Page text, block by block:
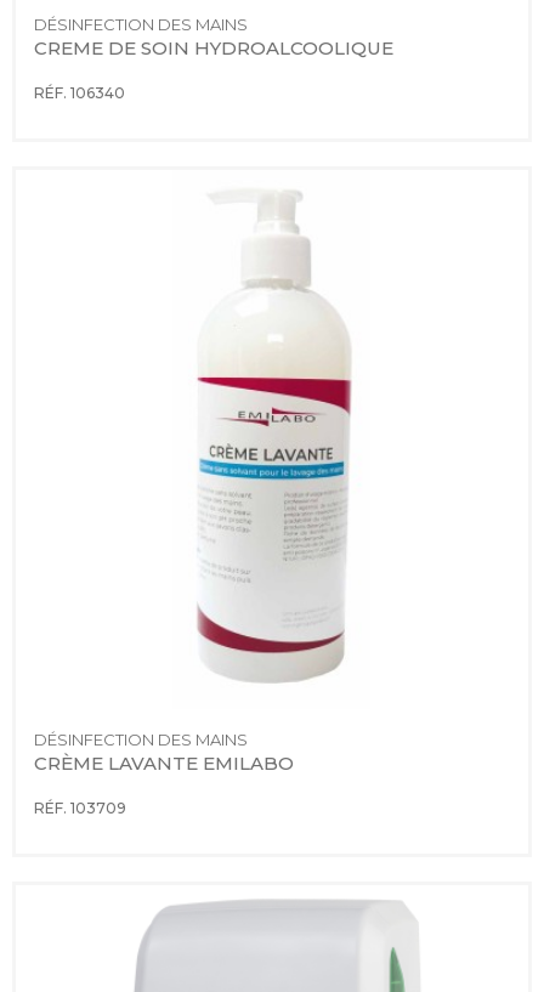
DÉSINFECTION DES MAINS
CREME DE SOIN HYDROALCOOLIQUE
RÉF. 106340
DÉSINFECTION DES MAINS
CRÈME LAVANTE EMILABO
RÉF. 103709